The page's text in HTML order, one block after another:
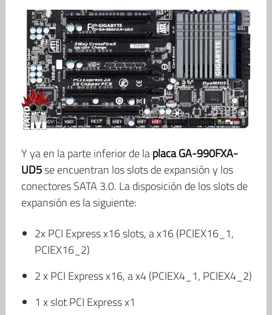
Y ya en la parte inferior de laplaca GA-990FXA-
UD5se encuentran los slots de expansión y los
conectores SATA 3.0. La disposición de los slots de
expansión es la siguiente:
2x PCI Express x16 slots, a x16 (PCIEX16_1,
PCIEX16_2)
2 x PCI Express x16, a x4 (PCIEX4_1, PCIEX4_2)
1 x slot PCI Express x1